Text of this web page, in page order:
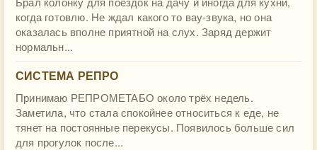
когда готовлю. Не ждал какого то вау-звука, но она
оказалась вполне приятной на слух. Заряд держит
нормальн...
СИСТЕМА РЕПРО
Принимаю РЕПРОМЕТАБО около трёх недель.
Заметила, что стала спокойнее относиться к еде, не
тянет на постоянные перекусы. Появилось больше сил
для прогулок после...